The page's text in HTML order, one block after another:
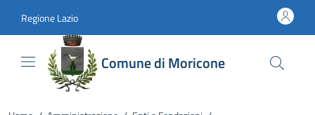
Regione Lazio
Comune di Moricone